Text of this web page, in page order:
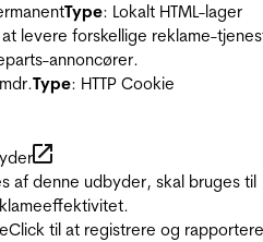
Type: Lokalt HTML-lager
levere forskellige reklame-
annoncører.
Type: HTTP Cookie
af denne udbyder, skal bruges til
til at registrere og